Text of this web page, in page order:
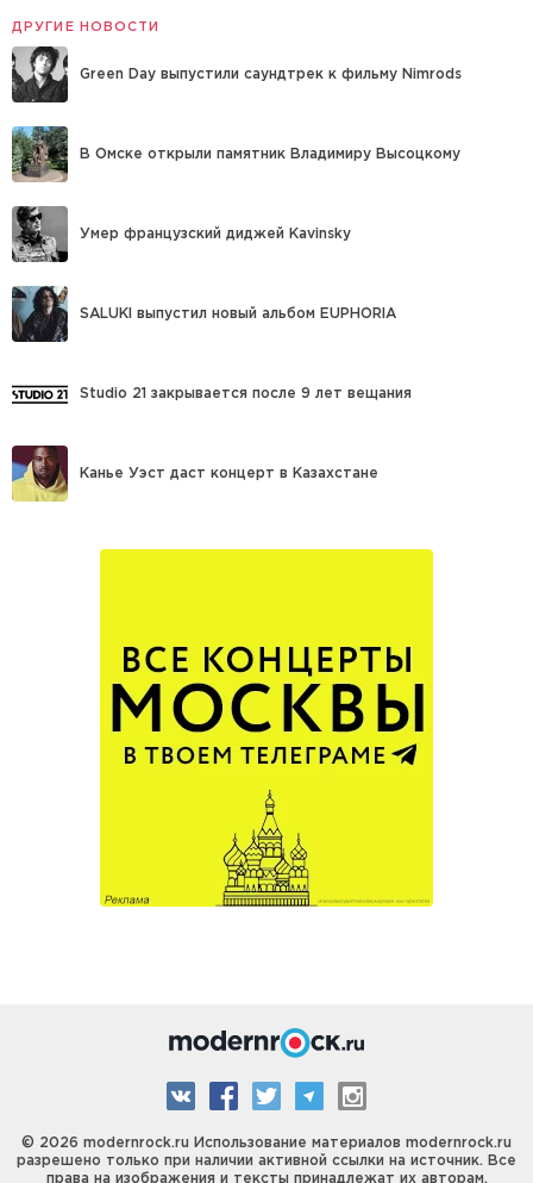
ДРУГИЕ НОВОСТИ
Green Day выпустили саундтрек к фильму Nimrods
В Омске открыли памятник Владимиру Высоцкому
Умер французский диджей Kavinsky
SALUKI выпустил новый альбом EUPHORIA
Studio 21 закрывается после 9 лет вещания
Канье Уэст даст концерт в Казахстане
© 2026 modernrock.ru Использование материалов modernrock.ru
разрешено только при наличии активной ссылки на источник. Все
права на изображения и тексты принадлежат их авторам.